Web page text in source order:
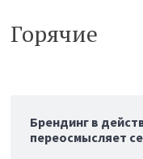
Горячие
Брендинг в
переосмысляет